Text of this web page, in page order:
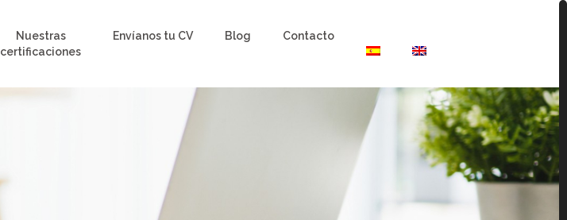
Nuestras
certificaciones
Envíanos tu CV Blog Contacto